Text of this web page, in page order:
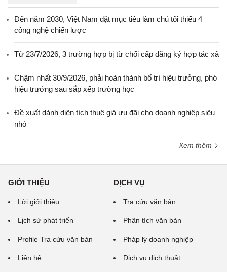
Đến năm 2030, Việt Nam đặt mục tiêu làm chủ tối thiểu 4
công nghệ chiến lược
Từ 23/7/2026, 3 trường hợp bị từ chối cấp đăng ký hợp tác xã
Chậm nhất 30/9/2026, phải hoàn thành bố trí hiệu trưởng, phó
hiệu trưởng sau sắp xếp trường học
Đề xuất dành diện tích thuê giá ưu đãi cho doanh nghiệp siêu
nhỏ
Xem thêm
GIỚI THIỆU
Lời giới thiệu
Lịch sử phát triển
Profile Tra cứu văn bản
Liên hệ
DỊCH VỤ
Tra cứu văn bản
Phân tích văn bản
Pháp lý doanh nghiệp
Dịch vụ dịch thuật